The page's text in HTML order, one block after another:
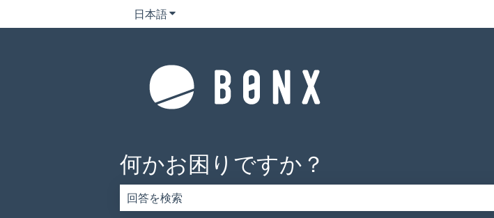
日本語翻訳のサブメニューを表示
何かお困りですか？